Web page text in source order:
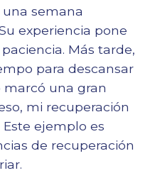
semana
experiencia pone
Más tarde,
para descansar
una gran
mi recuperación
ejemplo es
de recuperación